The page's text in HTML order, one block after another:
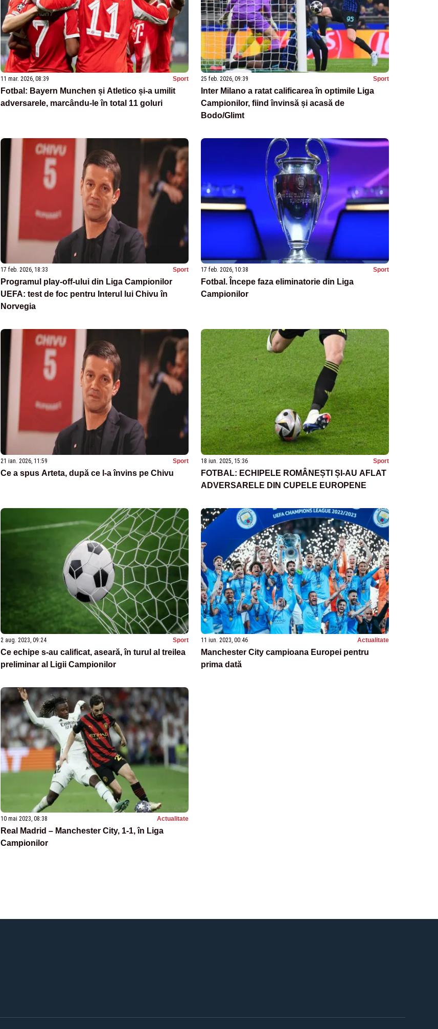
11 mar. 2026, 08:39 Sport
Fotbal: Bayern Munchen și Atletico și-a umilit
adversarele, marcându-le în total 11 goluri
25 feb. 2026, 09:39 Sport
Inter Milano a ratat calificarea în optimile Liga
Campionilor, fiind învinsă și acasă de
Bodo/Glimt
17 feb. 2026, 18:33 Sport
Programul play-off-ului din Liga Campionilor
UEFA: test de foc pentru Interul lui Chivu în
Norvegia
17 feb. 2026, 10:38 Sport
Fotbal. Începe faza eliminatorie din Liga
Campionilor
21 ian. 2026, 11:59 Sport
Ce a spus Arteta, după ce l-a învins pe Chivu
18 iun. 2025, 15:36 Sport
FOTBAL: ECHIPELE ROMÂNEȘTI ȘI-AU AFLAT
ADVERSARELE DIN CUPELE EUROPENE
2 aug. 2023, 09:24 Sport
Ce echipe s-au calificat, aseară, în turul al treilea
preliminar al Ligii Campionilor
11 iun. 2023, 00:46 Actualitate
Manchester City campioana Europei pentru
prima dată
10 mai 2023, 08:38 Actualitate
Real Madrid – Manchester City, 1-1, în Liga
Campionilor